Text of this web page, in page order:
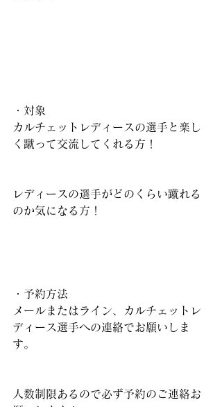
・対象
カルチェットレディースの選手と楽し
く蹴って交流してくれる方！
レディースの選手がどのくらい蹴れる
のか気になる方！
・予約方法
メールまたはライン、カルチェットレ
ディース選手への連絡でお願いしま
す。
人数制限あるので必ず予約のご連絡お